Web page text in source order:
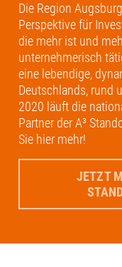
Die Region
Perspektive für
die mehr ist und
unternehmerisch
eine lebendige,
Deutschlands, rund
2020 läuft die
Partner der A³
Sie hier mehr!
JETZT